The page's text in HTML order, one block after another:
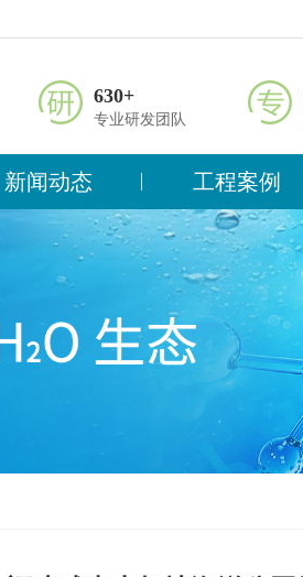
630+
专业研发团队
新闻动态 工程案例